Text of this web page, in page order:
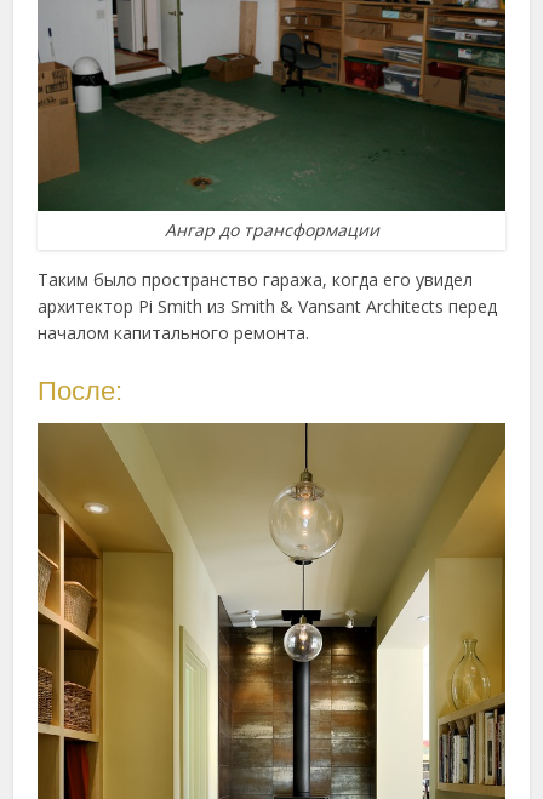
Ангар до трансформации
Таким было пространство гаража, когда его увидел
архитектор Pi Smith из Smith & Vansant Architects перед
началом капитального ремонта.
После: